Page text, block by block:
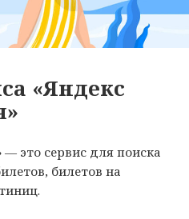
«Яндекс
это сервис для поиска
билетов на